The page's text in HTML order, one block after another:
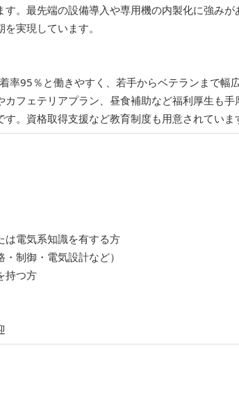
。最先端の設備導入や専用機の内製化に強みが
実現しています。
率95％と働きやすく、若手からベテランまで幅
カフェテリアプラン、昼食補助など福利厚生も手
。資格取得支援など教育制度も用意されていま
は電気系知識を有する方
制御・電気設計など）
持つ方